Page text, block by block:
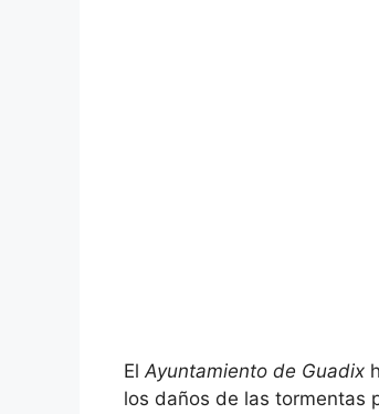
El Ayuntamiento de Guadix
los daños de las tormentas